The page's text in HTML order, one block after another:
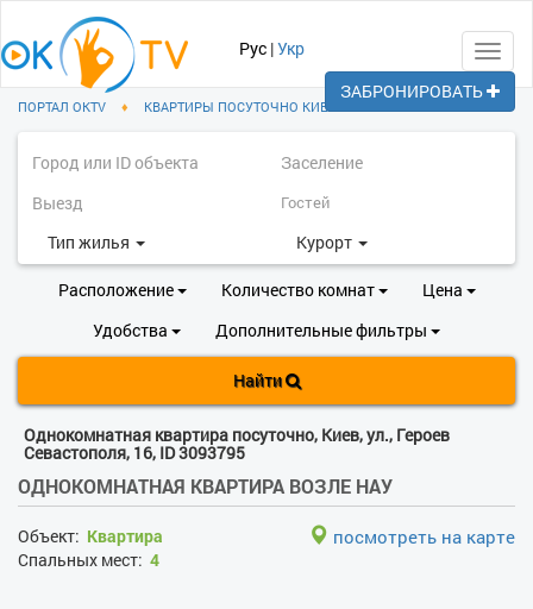
Рус |Укр
ПОРТАЛ OKTV ♦ КВАРТИРЫ ПОСУТОЧНО КИЕВ
Тип жилья Курорт
Расположение Количество комнат
Цена
Удобства
Дополнительные фильтры
Найти
Однокомнатная квартира посуточно, Киев, ул., Героев
Севастополя, 16, ID 3093795
ОДНОКОМНАТНАЯ КВАРТИРА ВОЗЛЕ НАУ
Объект: Квартира
Спальных мест: 4
посмотреть на карте
ЗАБРОНИРОВАТЬ